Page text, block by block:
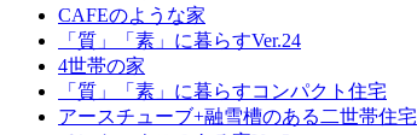
CAFEのような家
「質」「素」に暮らすVer.24
4世帯の家
「質」「素」に暮らすコンパクト住宅
アースチューブ+融雪槽のある二世帯住宅